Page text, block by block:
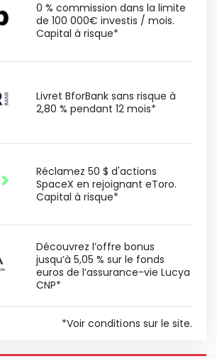
0 % commission dans la limite
de 100 000€ investis / mois.
Capital à risque*
Livret BforBank sans risque à
2,80 % pendant 12 mois*
Réclamez 50 $ d'actions
SpaceX en rejoignant eToro.
Capital à risque*
Découvrez l’offre bonus
jusqu’à 5,05 % sur le fonds
euros de l’assurance-vie Lucya
CNP*
*Voir conditions sur le site.